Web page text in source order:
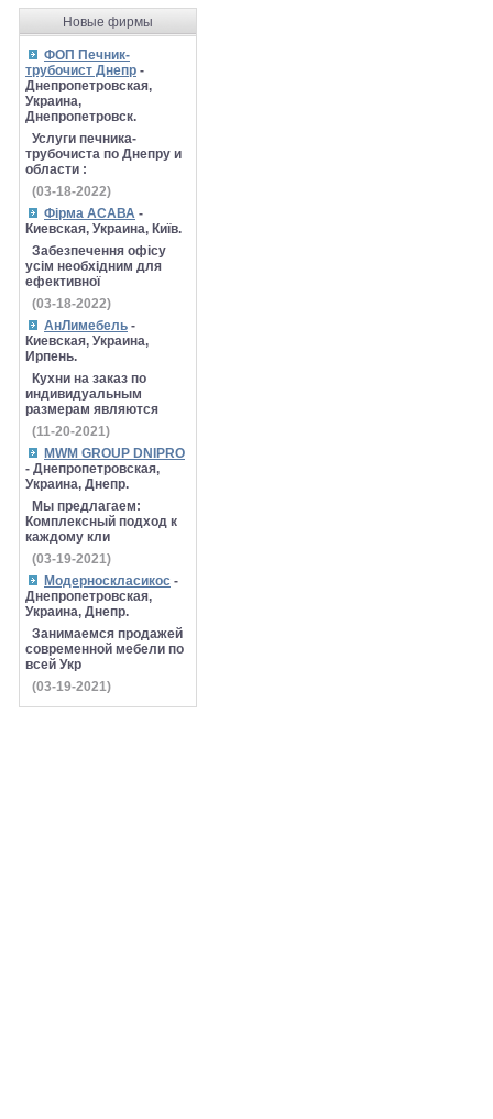
Новые фирмы
ФОП Печник-
трубочист Днепр -
Днепропетровская,
Украина,
Днепропетровск.
Услуги печника-
трубочиста по Днепру и
области :
(03-18-2022)
Фірма АСАВА -
Киевская, Украина, Київ.
Забезпечення офісу
усім необхідним для
ефективної
(03-18-2022)
АнЛимебель -
Киевская, Украина,
Ирпень.
Кухни на заказ по
индивидуальным
размерам являются
(11-20-2021)
MWM GROUP DNIPRO
- Днепропетровская,
Украина, Днепр.
Мы предлагаем:
Комплексный подход к
каждому кли
(03-19-2021)
Модерноскласикос -
Днепропетровская,
Украина, Днепр.
Занимаемся продажей
современной мебели по
всей Укр
(03-19-2021)